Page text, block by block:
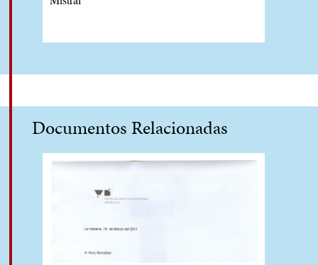
Documentos Relacionadas